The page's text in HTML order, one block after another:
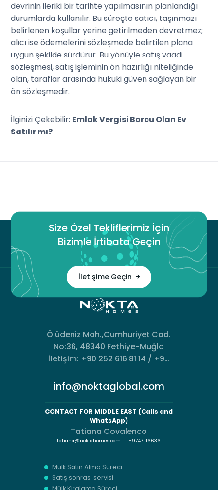
devrinin ileriki bir tarihte yapılmasının planlandığı
durumlarda kullanılır. Bu süreçte satıcı, taşınmazı
belirlenen koşullar yerine getirilmeden devretmez;
alıcı ise ödemelerini sözleşmede belirtilen plana
uygun şekilde sürdürür. Bu yönüyle satış vaadi
sözleşmesi, satış işleminin ön hazırlığı niteliğinde
olan, taraflar arasında hukuki güven sağlayan bir
ön sözleşmedir.
İlginizi Çekebilir: Emlak Vergisi Borcu Olan Ev
Satılır mı?
Size Özel Tekliflerimiz İçin
Bizimle İrtibata Geçin
İletişime Geçin
Ölüdeniz Mah.,Cumhuriyet Cad.
No:36, 48340 Fethiye-Muğla
İletişim: +90 252 616 81 14 / +90
info@noktaglobal.com
CONTACT FOR MIDDLE EAST (Calls and
WhatsApp)
Tatiana Covalenco
tatiana@noktahomes.com +97471116636
Mülk Satın Alma Süreci
Satış sonrası servisi